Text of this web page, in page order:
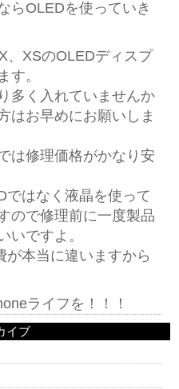
らOLEDを使っていき
、XSのOLEDディスプ
す。
多く入れていませんか
はお早めにお願いしま
は修理価格がかなり安
ではなく液晶を使って
ので修理前に一度製品
いですよ。
が本当に違いますから
ライフを！！！
イブ